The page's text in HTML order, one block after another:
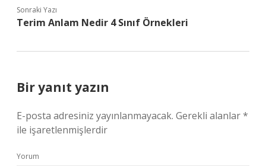
Sonraki Yazı
Terim Anlam Nedir 4 Sınıf Örnekleri
Bir yanıt yazın
E-posta adresiniz yayınlanmayacak. Gerekli alanlar*
ile işaretlenmişlerdir
Yorum